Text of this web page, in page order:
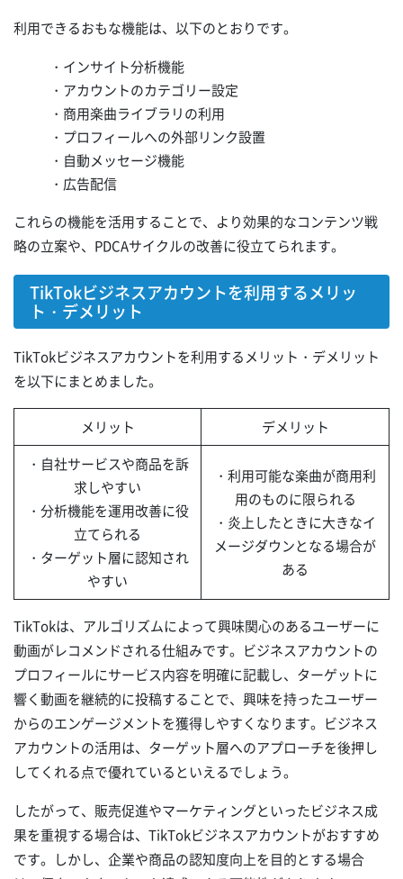
利用できるおもな機能は、以下のとおりです。
・インサイト分析機能
・アカウントのカテゴリー設定
・商用楽曲ライブラリの利用
・プロフィールへの外部リンク設置
・自動メッセージ機能
・広告配信
これらの機能を活用することで、より効果的なコンテンツ戦
略の立案や、PDCAサイクルの改善に役立てられます。
TikTokビジネスアカウントを利用するメリッ
ト・デメリット
TikTokビジネスアカウントを利用するメリット・デメリット
を以下にまとめました。
メリット
デメリット
・自社サービスや商品を訴
求しやすい
・分析機能を運用改善に役
立てられる
・ターゲット層に認知され
やすい
・利用可能な楽曲が商用利
用のものに限られる
・炎上したときに大きなイ
メージダウンとなる場合が
ある
TikTokは、アルゴリズムによって興味関心のあるユーザーに
動画がレコメンドされる仕組みです。ビジネスアカウントの
プロフィールにサービス内容を明確に記載し、ターゲットに
響く動画を継続的に投稿することで、興味を持ったユーザー
からのエンゲージメントを獲得しやすくなります。ビジネス
アカウントの活用は、ターゲット層へのアプローチを後押し
してくれる点で優れているといえるでしょう。
したがって、販売促進やマーケティングといったビジネス成
果を重視する場合は、TikTokビジネスアカウントがおすすめ
です。しかし、企業や商品の認知度向上を目的とする場合